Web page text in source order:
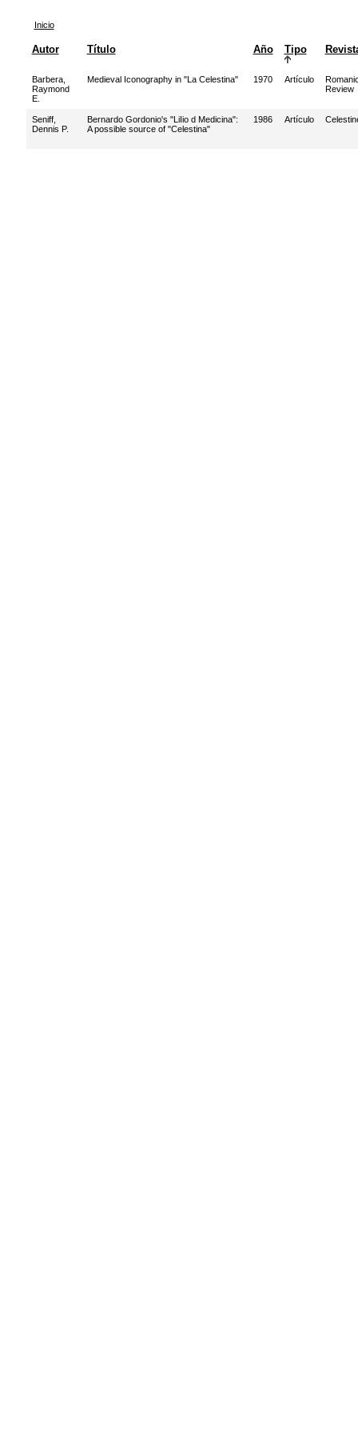
Inicio
Autor Título Año Tipo
Barbera,
Raymond
E.
Medieval Iconography in "La Celestina" 1970 Artículo
Review
Seniff,
Dennis P.
Bernardo Gordonio's "LiIio d Medicina":
A possible source of "Celestina"
1986 Artículo